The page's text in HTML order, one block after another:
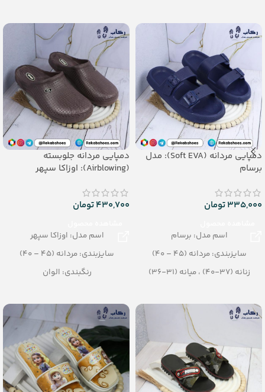
– جنس: Soft EVA
– جنس: Airblowing
دمپایی مردانه (Soft EVA): مدل
برسام
335,000تومان
اسم مدل: برسام
سایزبندی: مردانه (45 – 40)
زنانه (37-40) ، میانه (31-36)
تعداد در کارتن: 16 جفت
دمپایی مردانه جلوبسته
(Airblowing): اوزاکا سپهر
430,700تومان
اسم مدل: اوزاکا سپهر
سایزبندی: مردانه (45 – 40)
رنگبندی: الوان
جنس: Airblowing